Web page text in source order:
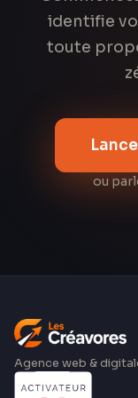
identifie
toute
ou
Agence web &